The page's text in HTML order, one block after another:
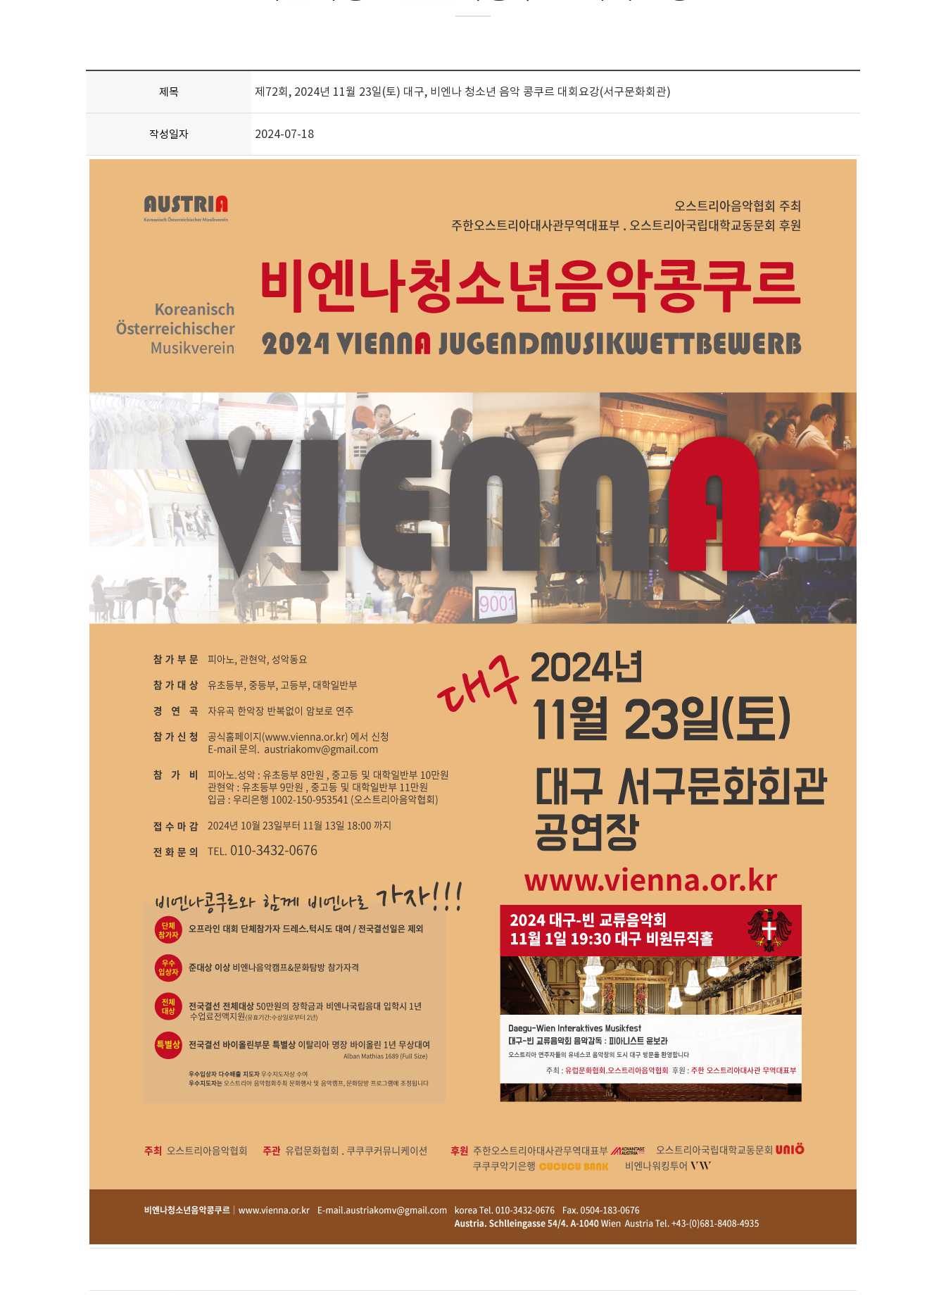
제목 제72회, 2024년 11월 23일(토) 대구, 비엔나 청소년 음악 콩쿠르 대회요강(서구문화회관)
작성일자 2024-07-18